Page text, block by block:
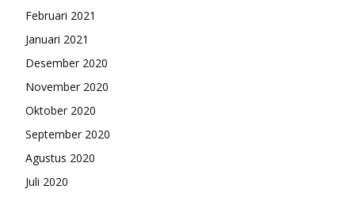
Februari 2021
Januari 2021
Desember 2020
November 2020
Oktober 2020
September 2020
Agustus 2020
Juli 2020